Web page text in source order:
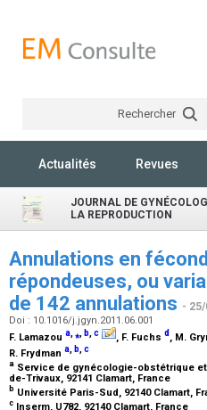
Rechercher
Actualités Revues
JOURNAL DE
LA REPRODUCTION
Annulations en
répondeuses, ou
de 142 annulations -
Doi : 10.1016/j.jgyn.2011.06.001
F. Lamazou a,⁎, b,c , F. Fuchs d , M.
R. Frydman a b c
a Service de gynécologie-obstétrique
de-Trivaux, 92141 Clamart, France
b Université Paris-Sud, 92140 Clamart,
c Inserm, U782, 92140 Clamart, France